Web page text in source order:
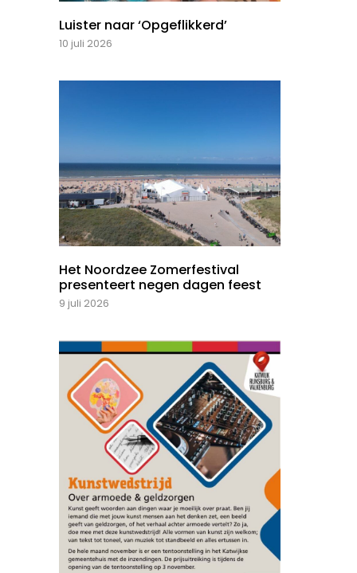
Luister naar ‘Opgeflikkerd’
10 juli 2026
Het Noordzee Zomerfestival
presenteert negen dagen feest
9 juli 2026